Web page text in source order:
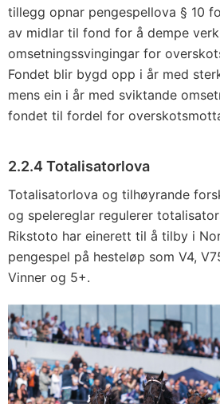
tillegg opnar pengespellova § 10
av midlar til fond for å dempe
omsetningssvingingar for
Fondet blir bygd opp i år med
mens ein i år med sviktande
fondet til fordel for
2.2.4 Totalisatorlova
Totalisatorlova og tilhøyrande
og spelereglar regulerer
Rikstoto har einerett til å tilby i
pengespel på hesteløp som V4,
Vinner og 5+.